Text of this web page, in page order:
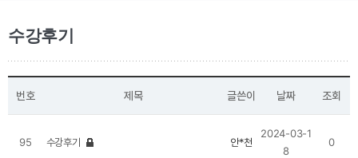
수강후기
번호 제목 글쓴이 날짜 조회
95 수강후기 안*천
2024-03-1
8
0